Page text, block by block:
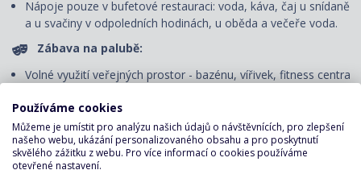
Nápoje pouze v bufetové restauraci: voda, káva, čaj u snídaně
a u svačiny v odpoledních hodinách, u oběda a večeře voda.
Zábava na palubě:
Volné využití veřejných prostor - bazénu, vířivek, fitness centra
plážových osušek, účast na všech akcích pořádaných na
palubě – animační programy pro děti i dospělé, dětský klub
(pro všechny věkové kategorie), večerní představení v divadle,
živá hudba, lekce tance apod.
Používáme cookies
Můžeme je umístit pro analýzu našich údajů o návštěvnících, pro zlepšení
našeho webu, ukázání personalizovaného obsahu a pro poskytnutí
skvělého zážitku z webu. Pro více informací o cookies používáme
otevřené nastavení.